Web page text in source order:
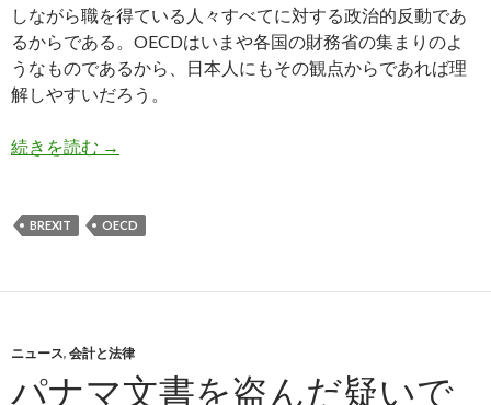
しながら職を得ている人々すべてに対する政治的反動であ
るからである。OECDはいまや各国の財務省の集まりのよ
うなものであるから、日本人にもその観点からであれば理
解しやすいだろう。
続きを読む イギリスのEU離脱でOECDと財務省が化けの皮
→
BREXIT OECD
ニュース, 会計と法律
パナマ文書を盗んだ疑いで